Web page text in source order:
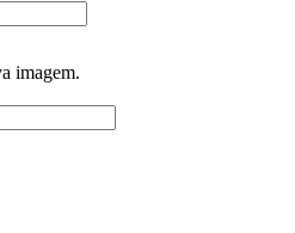
imagem.